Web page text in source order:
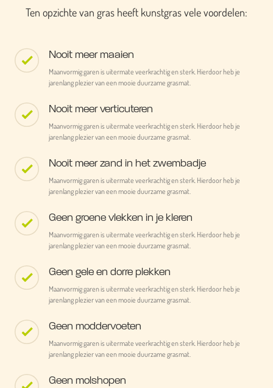
Ten opzichte van gras heeft kunstgras vele voordelen:
Nooit meer maaien
Maanvormig garen is uitermate veerkrachtig en sterk. Hierdoor heb je
jarenlang plezier van een mooie duurzame grasmat.
Nooit meer verticuteren
Maanvormig garen is uitermate veerkrachtig en sterk. Hierdoor heb je
jarenlang plezier van een mooie duurzame grasmat.
Nooit meer zand in het zwembadje
Maanvormig garen is uitermate veerkrachtig en sterk. Hierdoor heb je
jarenlang plezier van een mooie duurzame grasmat.
Geen groene vlekken in je kleren
Maanvormig garen is uitermate veerkrachtig en sterk. Hierdoor heb je
jarenlang plezier van een mooie duurzame grasmat.
Geen gele en dorre plekken
Maanvormig garen is uitermate veerkrachtig en sterk. Hierdoor heb je
jarenlang plezier van een mooie duurzame grasmat.
Geen moddervoeten
Maanvormig garen is uitermate veerkrachtig en sterk. Hierdoor heb je
jarenlang plezier van een mooie duurzame grasmat.
Geen molshopen